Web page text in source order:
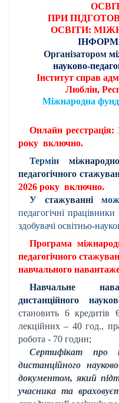
ПРИ
ОСВІТИ:
Організатором
науково-
Інститут справ
Люблін,
Міжнародна
Онлайн реєстрація:
року включно.
Термін
педагогічного
2026 року включно.
У стажуванні
педагогічні
здобувачі освітньо-
Програма
педагогічного
навчального
Навчальне
дистанційного
становить 6
лекційних – 40 год.,
робота - 70 годин;
Сертифікат про
дистанційного
документом, який
учасника та